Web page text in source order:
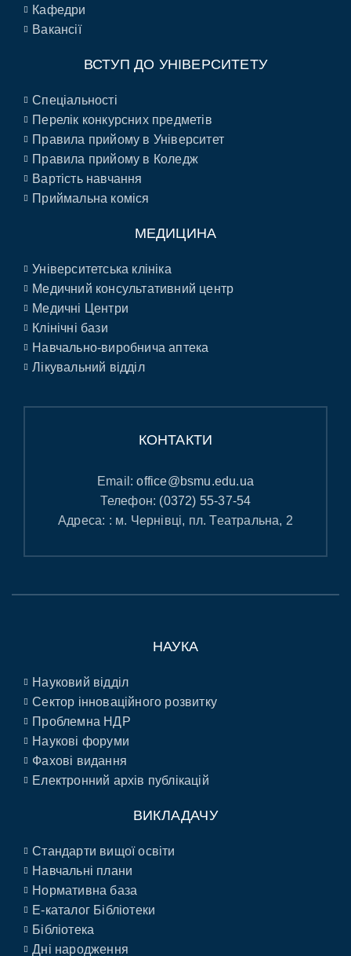
Кафедри
Вакансії
ВСТУП ДО УНІВЕРСИТЕТУ
Спеціальності
Перелік конкурсних предметів
Правила прийому в Університет
Правила прийому в Коледж
Вартість навчання
Приймальна коміся
МЕДИЦИНА
Університетська клініка
Медичний консультативний центр
Медичні Центри
Клінічні бази
Навчально-виробнича аптека
Лікувальний відділ
КОНТАКТИ
Email:office@bsmu.edu.ua
Телефон: (0372) 55-37-54
Адреса: : м. Чернівці, пл. Театральна, 2
НАУКА
Науковий відділ
Сектор інноваційного розвитку
Проблемна НДР
Наукові форуми
Фахові видання
Електронний архів публікацій
ВИКЛАДАЧУ
Стандарти вищої освіти
Навчальні плани
Нормативна база
E-каталог Бібліотеки
Бібліотека
Дні народження